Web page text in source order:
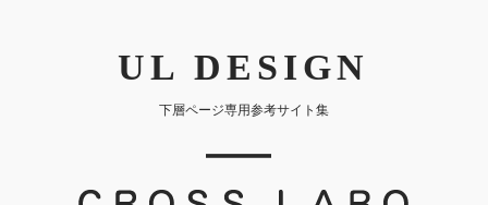
UL DESIGN
下層ページ専用参考サイト集
｜